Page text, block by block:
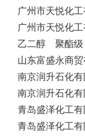
广州市天悦化工
广州市天悦化工
乙二醇 聚酯级
山东富盛永商贸
南京润升石化有
南京润升石化有
青岛盛泽化工有
青岛盛泽化工有